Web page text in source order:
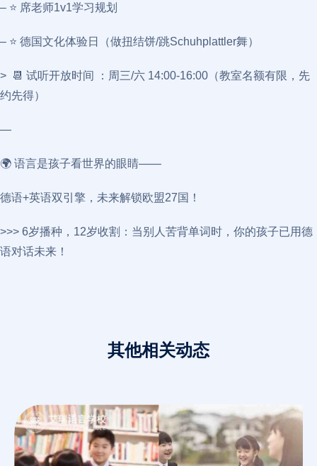
– ⭐ 席老师1v1学习规划
– ⭐ 德国文化体验日（做扭结饼/跳Schuhplattler舞）
> 📆 试听开放时间 ：周三/六 14:00-16:00（教室名额有限，先
约先得）
—
🌍 语言是孩子看世界的眼睛——
德语+英语双引擎，未来解锁欧盟27国！
>>> 6岁播种，12岁收割：当别人苦背单词时，你的孩子已用德
语对话未来！
其他相关动态